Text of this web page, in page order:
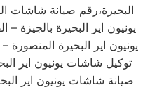
البحيرة،رقم صيانة شاشات
يونيون اير البحيرة بالجيزة
يونيون اير البحيرة المنصورة
توكيل شاشات يونيون اير
صيانة شاشات يونيون اير